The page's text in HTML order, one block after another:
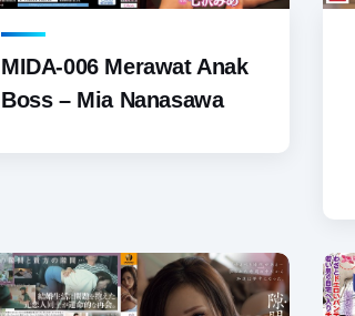
MIDA-006 Merawat Anak
Boss – Mia Nanasawa